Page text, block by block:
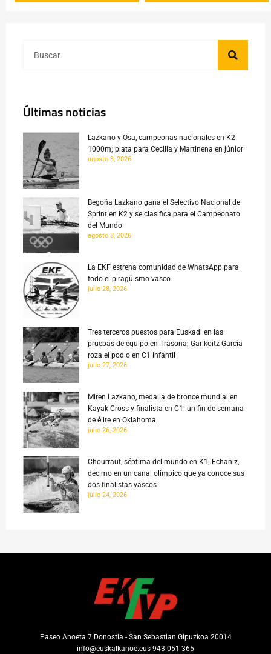
Últimas noticias
Lazkano y Osa, campeonas nacionales en K2
1000m; plata para Cecilia y Martinena en júnior
agosto 3, 2026
Begoña Lazkano gana el Selectivo Nacional de
Sprint en K2 y se clasifica para el Campeonato
del Mundo
agosto 3, 2026
La EKF estrena comunidad de WhatsApp para
todo el piragüismo vasco
julio 28, 2026
Tres terceros puestos para Euskadi en las
pruebas de equipo en Trasona; Garikoitz García
roza el podio en C1 infantil
julio 27, 2026
Miren Lazkano, medalla de bronce mundial en
Kayak Cross y finalista en C1: un fin de semana
de élite en Oklahoma
julio 26, 2026
Chourraut, séptima del mundo en K1; Echaniz,
décimo en un canal olímpico que ya conoce sus
dos finalistas vascos
julio 24, 2026
Paseo Anoeta 7 Donostia - San Sebastian Gipuzkoa 20014
info@euskalkanoe.eus 943 051 365